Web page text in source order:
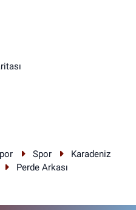
Spor
Karadeniz
Perde Arkası